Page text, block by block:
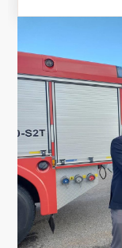
Kolářem,
Holdingu.
D, kdy je do
efektivní a